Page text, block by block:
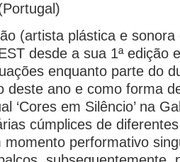
(artista plástica e
desde a sua 1ª edição
enquanto parte do
deste ano e como forma
‘Cores em Silêncio’ na
cúmplices de
performativo